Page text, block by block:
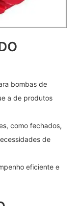
bombas de
a de produtos
como fechados,
de
eficiente e